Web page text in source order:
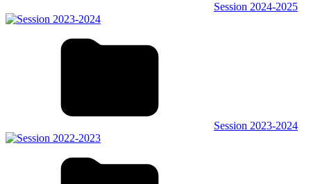
Session 2024-2025
Session 2023-2024